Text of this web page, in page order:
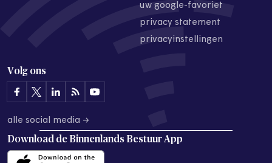
uw google-favoriet
privacy statement
privacyinstellingen
Volg ons
alle social media →
Download de Binnenlands Bestuur App